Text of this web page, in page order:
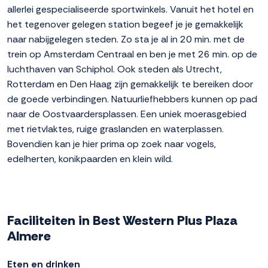
allerlei gespecialiseerde sportwinkels. Vanuit het hotel en
het tegenover gelegen station begeef je je gemakkelijk
naar nabijgelegen steden. Zo sta je al in 20 min. met de
trein op Amsterdam Centraal en ben je met 26 min. op de
luchthaven van Schiphol. Ook steden als Utrecht,
Rotterdam en Den Haag zijn gemakkelijk te bereiken door
de goede verbindingen. Natuurliefhebbers kunnen op pad
naar de Oostvaardersplassen. Een uniek moerasgebied
met rietvlaktes, ruige graslanden en waterplassen.
Bovendien kan je hier prima op zoek naar vogels,
edelherten, konikpaarden en klein wild.
Faciliteiten in Best Western Plus Plaza
Almere
Eten en drinken